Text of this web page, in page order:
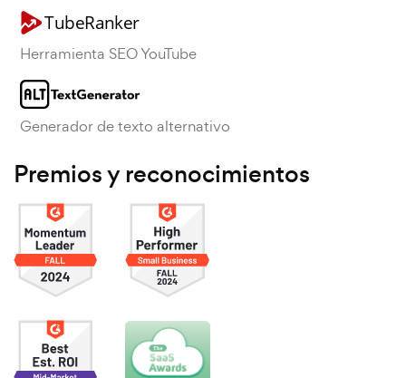
Herramienta SEO YouTube
Generador de texto alternativo
Premios y reconocimientos